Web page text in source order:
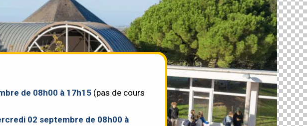
de 08h00 à 17h15(pas de cours
02 septembre de 08h00 à